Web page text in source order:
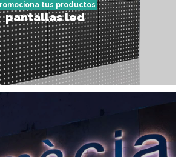
tus productos
pantallas led